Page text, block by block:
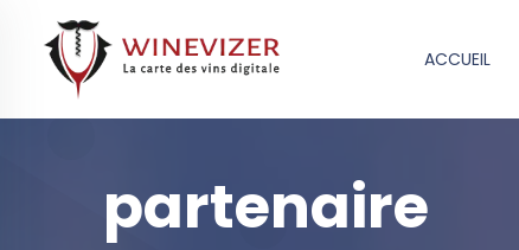
ACCUEIL
partenaire